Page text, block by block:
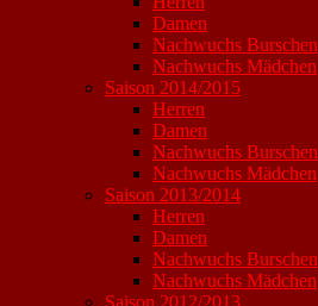
Damen
Nachwuchs Burschen
Nachwuchs Mädchen
Saison 2014/2015
Herren
Damen
Nachwuchs Burschen
Nachwuchs Mädchen
Saison 2013/2014
Herren
Damen
Nachwuchs Burschen
Nachwuchs Mädchen
Saison 2012/2013